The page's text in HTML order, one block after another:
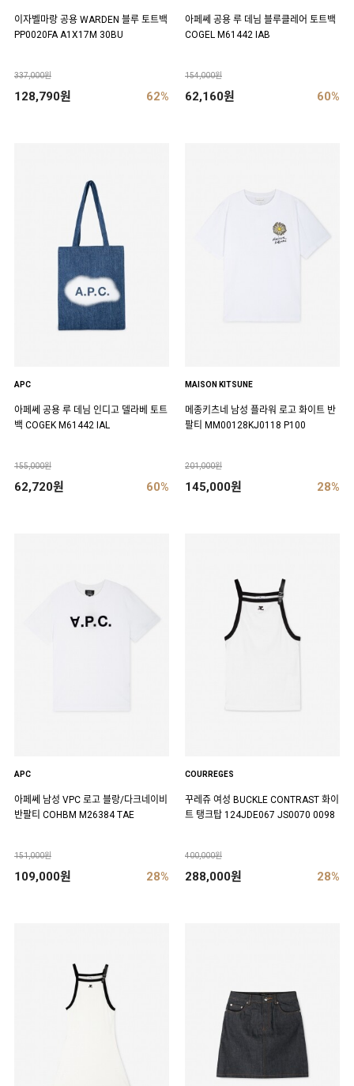
이자벨마랑 공용 WARDEN 블루 토트백
PP0020FA A1X17M 30BU
337,000원
128,790원 62%
아페쎄 공용 루 데님 블루클레어 토트백
COGEL M61442 IAB
154,000원
62,160원 60%
APC
아페쎄 공용 루 데님 인디고 델라베 토트
백 COGEK M61442 IAL
155,000원
62,720원 60%
MAISON KITSUNE
메종키츠네 남성 플라워 로고 화이트 반
팔티 MM00128KJ0118 P100
201,000원
145,000원 28%
APC
아페쎄 남성 VPC 로고 블랑/다크네이비
반팔티 COHBM M26384 TAE
151,000원
109,000원 28%
COURREGES
꾸레쥬 여성 BUCKLE CONTRAST 화이
트 탱크탑 124JDE067 JS0070 0098
400,000원
288,000원 28%